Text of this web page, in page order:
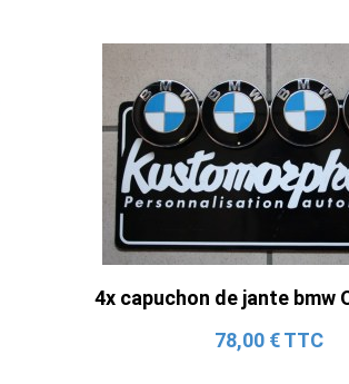
4x capuchon de jante bmw
78,00 € TTC